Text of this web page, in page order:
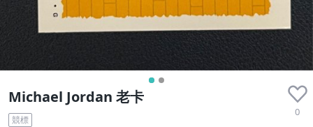
Michael Jordan 老卡
0
競標